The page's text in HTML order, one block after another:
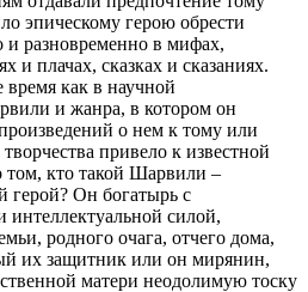
эпическому герою обрести
и разновременно в мифах,
и плачах, сказках и сказаниях.
время как в научной
и жанра, в котором он
о нем к тому или
привело к известной
том, кто такой Шарвили –
герой? Он богатырь с
силой,
родного очага, отчего дома,
их защитник или он мирянин,
матери неодолимую тоску